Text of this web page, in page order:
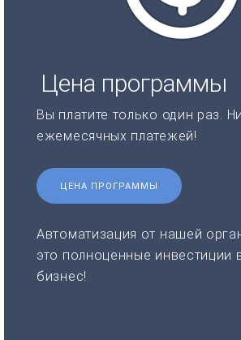
Цена программы
Вы платите только один раз.
ежемесячных платежей!
ЦЕНА ПРОГРАММЫ
Автоматизация от нашей
это полноценные инвестиции
бизнес!